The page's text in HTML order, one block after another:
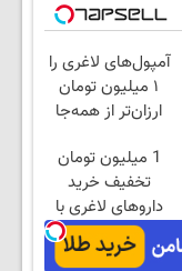
آمپول‌های لاغری را
۱ میلیون تومان
ارزان‌تر از همه‌جا
1 میلیون تومان
تخفیف خرید
داروهای لاغری با
ارسال از داروخانه و
پک یخ!